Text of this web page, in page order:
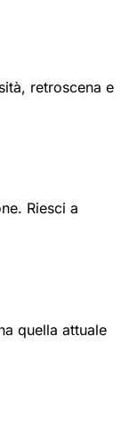
retroscena e
Riesci a
quella attuale